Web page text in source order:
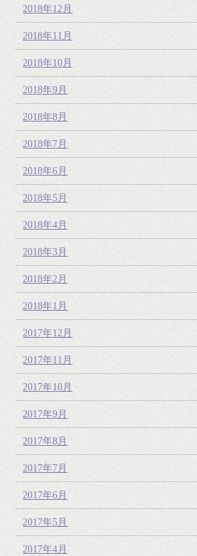
2018年12月
2018年11月
2018年10月
2018年9月
2018年8月
2018年7月
2018年6月
2018年5月
2018年4月
2018年3月
2018年2月
2018年1月
2017年12月
2017年11月
2017年10月
2017年9月
2017年8月
2017年7月
2017年6月
2017年5月
2017年4月